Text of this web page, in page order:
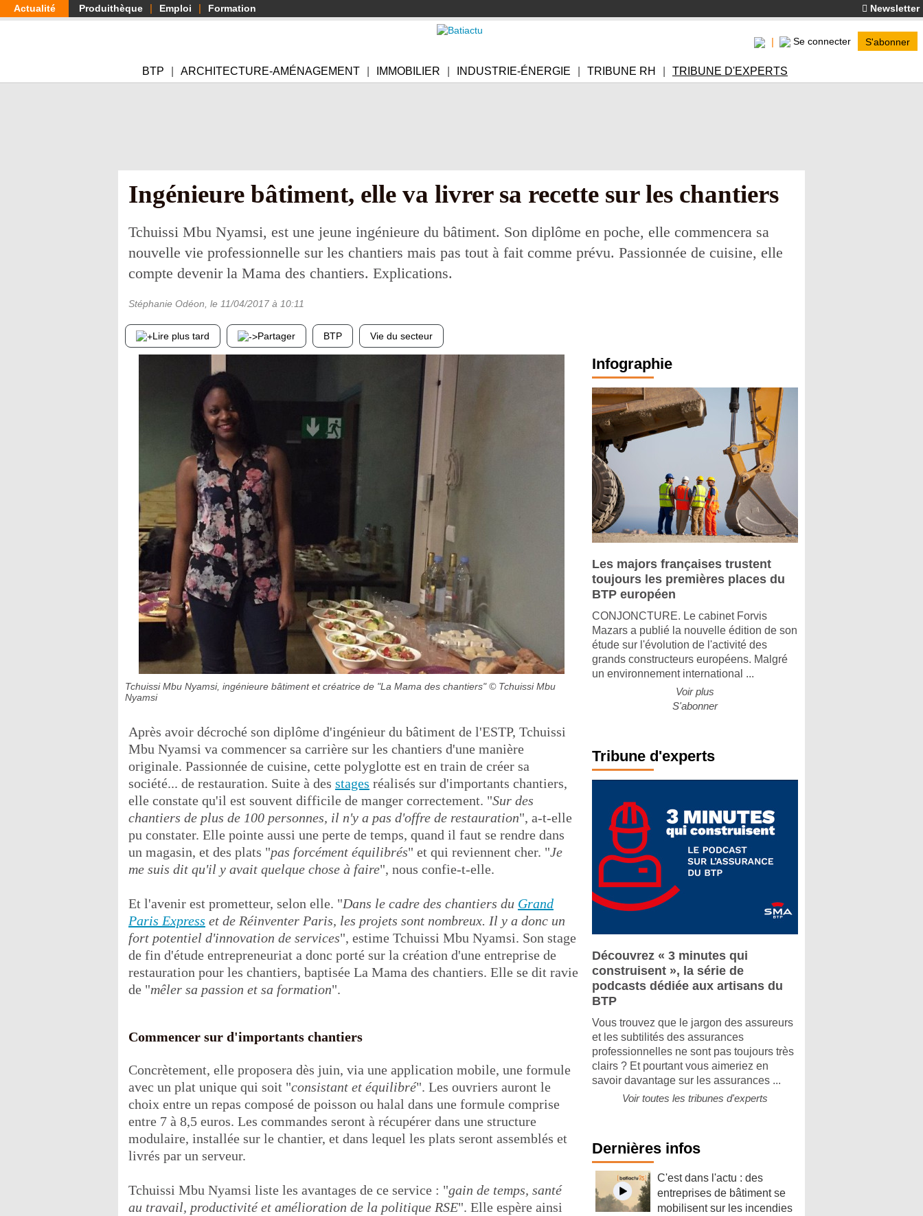
Aller
au
Actualité Produithèque Emploi Formation Newsletter
Se connecter S'abonner
BTP ARCHITECTURE-AMÉNAGEMENT IMMOBILIER INDUSTRIE-ÉNERGIE TRIBUNE RH TRIBUNE D'EXPERTS
Ingénieure bâtiment, elle va livrer sa recette sur les chantiers
Tchuissi Mbu Nyamsi, est une jeune ingénieure du bâtiment. Son diplôme en poche, elle commencera sa
nouvelle vie professionnelle sur les chantiers mais pas tout à fait comme prévu. Passionnée de cuisine, elle
compte devenir la Mama des chantiers. Explications.
Stéphanie Odéon , le 11/04/2017 à 10:11
Lire plus tard Partager BTP Vie du secteur
Tchuissi Mbu Nyamsi, ingénieure bâtiment et créatrice de "La Mama des chantiers" © Tchuissi Mbu
Nyamsi
Après avoir décroché son diplôme d'ingénieur du bâtiment de l'ESTP, Tchuissi
Mbu Nyamsi va commencer sa carrière sur les chantiers d'une manière
originale. Passionnée de cuisine, cette polyglotte est en train de créer sa
société... de restauration. Suite à des stages réalisés sur d'importants chantiers,
elle constate qu'il est souvent difficile de manger correctement. "Sur des
chantiers de plus de 100 personnes, il n'y a pas d'offre de restauration", a-t-elle
pu constater. Elle pointe aussi une perte de temps, quand il faut se rendre dans
un magasin, et des plats "pas forcément équilibrés" et qui reviennent cher. "Je
me suis dit qu'il y avait quelque chose à faire", nous confie-t-elle.
Et l'avenir est prometteur, selon elle. "Dans le cadre des chantiers du Grand
Paris Express et de Réinventer Paris, les projets sont nombreux. Il y a donc un
fort potentiel d'innovation de services", estime Tchuissi Mbu Nyamsi. Son stage
de fin d'étude entrepreneuriat a donc porté sur la création d'une entreprise de
restauration pour les chantiers, baptisée La Mama des chantiers. Elle se dit ravie
de "mêler sa passion et sa formation".
Commencer sur d'importants chantiers
Concrètement, elle proposera dès juin, via une application mobile, une formule
avec un plat unique qui soit "consistant et équilibré". Les ouvriers auront le
choix entre un repas composé de poisson ou halal dans une formule comprise
entre 7 à 8,5 euros. Les commandes seront à récupérer dans une structure
modulaire, installée sur le chantier, et dans lequel les plats seront assemblés et
livrés par un serveur.
Tchuissi Mbu Nyamsi liste les avantages de ce service : "gain de temps, santé
au travail, productivité et amélioration de la politique RSE". Elle espère ainsi
Infographie
Les majors françaises trustent
toujours les premières places du
BTP européen
CONJONCTURE. Le cabinet Forvis
Mazars a publié la nouvelle édition de son
étude sur l'évolution de l'activité des
grands constructeurs européens. Malgré
un environnement international ...
Voir plus
S'abonner
Tribune d'experts
Découvrez « 3 minutes qui
construisent », la série de
podcasts dédiée aux artisans du
BTP
Vous trouvez que le jargon des assureurs
et les subtilités des assurances
professionnelles ne sont pas toujours très
clairs ? Et pourtant vous aimeriez en
savoir davantage sur les assurances ...
Voir toutes les tribunes d'experts
Dernières infos
C'est dans l'actu : des
entreprises de bâtiment se
mobilisent sur les incendies